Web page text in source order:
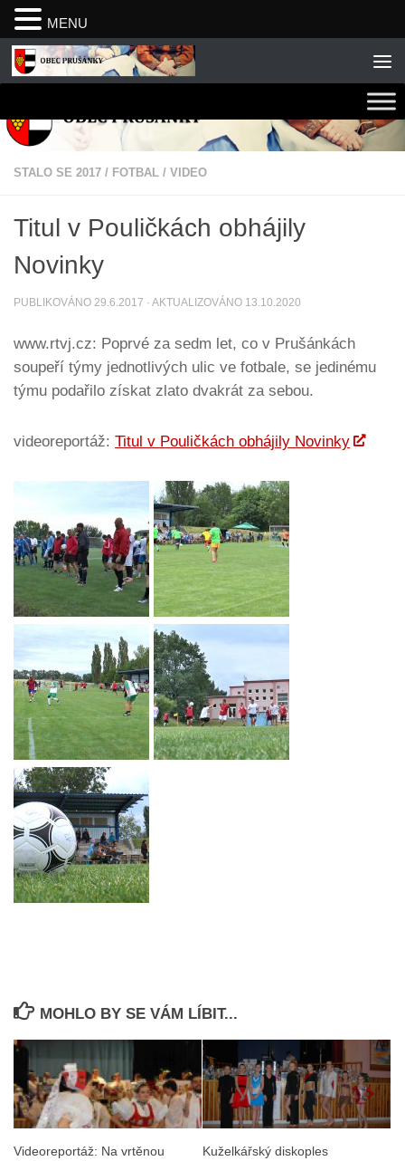
Skip to content
STALO SE 2017 / FOTBAL / VIDEO
Titul v Pouličkách obhájily
Novinky
PUBLIKOVÁNO 29.6.2017 · AKTUALIZOVÁNO 13.10.2020
www.rtvj.cz: Poprvé za sedm let, co v Prušánkách
soupeří týmy jednotlivých ulic ve fotbale, se jedinému
týmu podařilo získat zlato dvakrát za sebou.
videoreportáž: Titul v Pouličkách obhájily Novinky
MOHLO BY SE VÁM LÍBIT...
Videoreportáž: Na vrtěnou
Kuželkářský diskoples
MENU